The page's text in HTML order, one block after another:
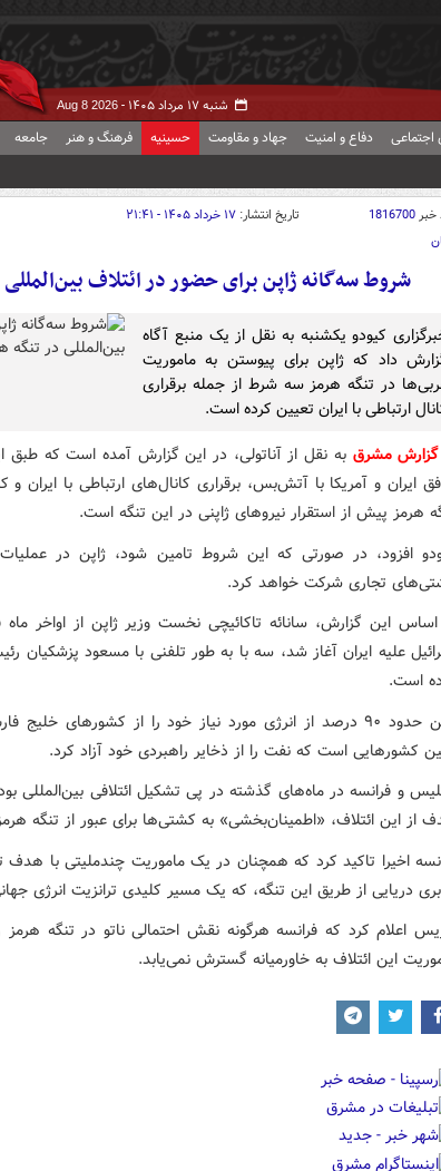
شنبه ۱۷ مرداد ۱۴۰۵ - Aug 8 2026
دفاع و امنیت جهاد و مقاومت حسینیه فرهنگ و هنر جامعه
خبر1816700 تاریخ انتشار: ۱۷ خرداد ۱۴۰۵ - ۲۱:۴۱
شروط سه‌گانه ژاپن برای حضور در ائتلاف
کیودو یکشنبه به نقل از یک منبع آگاه
داد که ژاپن برای پیوستن به ماموریت
در تنگه هرمز سه شرط از جمله برقراری
ارتباطی با ایران تعیین کرده است.
گزارش مشرق به نقل از آناتولی، در این گزارش آمده است که طبق
ایران و آمریکا با آتش‌بس، برقراری کانال‌های ارتباطی با
هرمز پیش از استقرار نیروهای ژاپنی در این تنگه است.
افزود، در صورتی که این شروط تامین شود، ژاپن در
تجاری شرکت خواهد کرد.
اساس این گزارش، سانائه تاکائیچی نخست وزیر ژاپن از اواخر
علیه ایران آغاز شد، سه با به طور تلفنی با مسعود پزشکیان
است.
ژاپن حدود ۹۰ درصد از انرژی مورد نیاز خود را از کشورهای
کشورهایی است که نفت را از ذخایر راهبردی خود آزاد کرد.
و فرانسه در ماه‌های گذشته در پی تشکیل ائتلافی بین‌المللی
از این ائتلاف، «اطمینان‌بخشی» به کشتی‌ها برای عبور از تنگه
اخیرا تاکید کرد که همچنان در یک ماموریت چندملیتی با هدف
دریایی از طریق این تنگه، که یک مسیر کلیدی ترانزیت انرژی
اعلام کرد که فرانسه هرگونه نقش احتمالی ناتو در تنگه
این ائتلاف به خاورمیانه گسترش نمی‌یابد.